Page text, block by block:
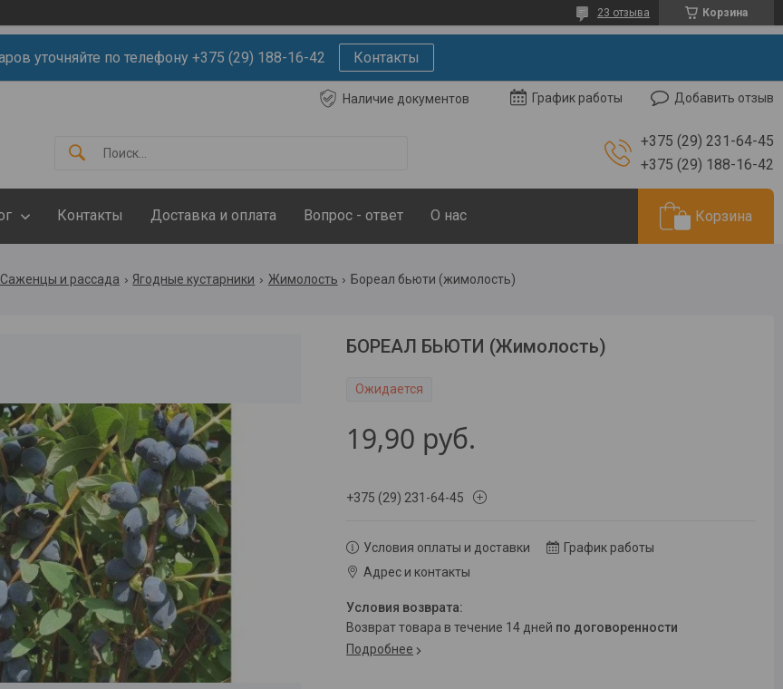
Корзина
23 отзыва
уточняйте по телефону +375 (29) 188-16-42 Контакты
Наличие документов График работы Добавить отзыв
+375 (29) 231-64-45
+375 (29) 188-16-42
Контакты Доставка и оплата Вопрос - ответ О нас Корзина
Саженцы и рассада Ягодные кустарники Жимолость Бореал бьюти (жимолость)
БОРЕАЛ БЬЮТИ (Жимолость)
Ожидается
19,90 руб.
+375 (29) 231-64-45
Условия оплаты и доставки
График работы
Адрес и контакты
возврат товара в течение 14 дней по договоренности
Подробнее